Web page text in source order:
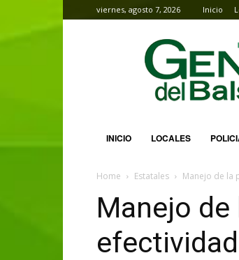
viernes, agosto 7, 2026 Inicio
Gente
del
Balsas
INICIO LOCALES
Home Estatales Manejo de la
Manejo